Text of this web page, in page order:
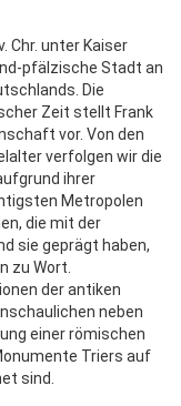
Chr. unter Kaiser
pfälzische Stadt an
Die
Zeit stellt Frank
vor. Von den
verfolgen wir die
ihrer
Metropolen
die mit der
sie geprägt haben,
zu Wort.
der antiken
neben
einer römischen
Triers auf
sind.